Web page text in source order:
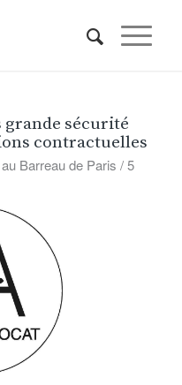
grande sécurité
contractuelles
Barreau de Paris / 5